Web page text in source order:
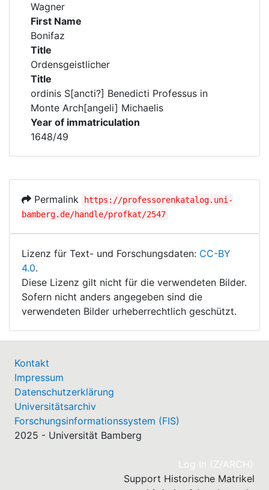
Wagner
First Name
Bonifaz
Title
Ordensgeistlicher
Title
ordinis S[ancti?] Benedicti Professus in
Monte Arch[angeli] Michaelis
Year of immatriculation
1648/49
Permalink
https://professorenkatalog.uni-
bamberg.de/handle/profkat/2547
Lizenz für Text- und Forschungsdaten: CC-BY
4.0.
Diese Lizenz gilt nicht für die verwendeten Bilder.
Sofern nicht anders angegeben sind die
verwendeten Bilder urheberrechtlich geschützt.
Kontakt
Impressum
Datenschutzerklärung
Universitätsarchiv
Forschungsinformationssystem (FIS)
2025 - Universität Bamberg
Log In (Z/ARCH)
Support Historische Matrikel